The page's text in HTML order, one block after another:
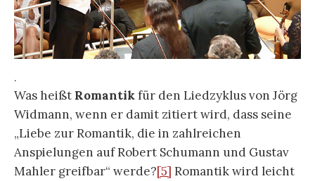
.
Was heißt Romantikfür den Liedzyklus von Jörg
Widmann, wenn er damit zitiert wird, dass seine
„Liebe zur Romantik, die in zahlreichen
Anspielungen auf Robert Schumann und Gustav
Mahler greifbar“ werde?[5] Romantik wird leicht